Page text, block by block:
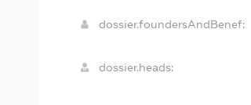
dossier.foundersAndBenef:
dossier.heads: